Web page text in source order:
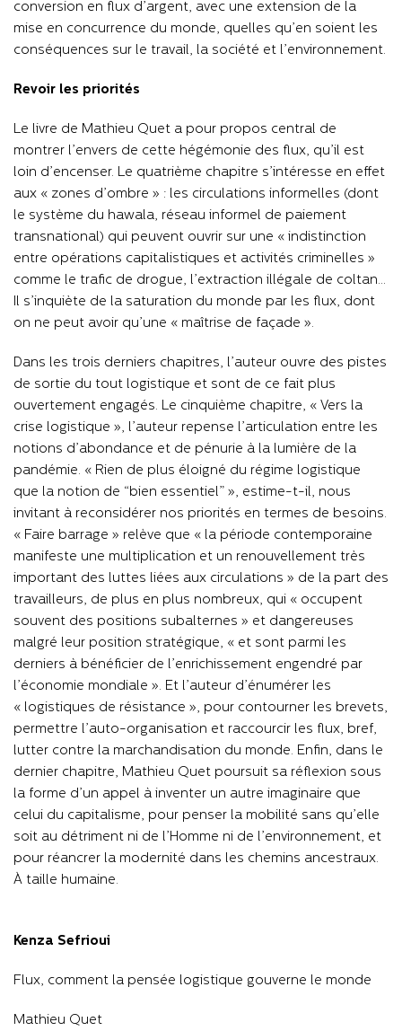
conversion en flux d’argent, avec une extension de la
mise en concurrence du monde, quelles qu’en soient les
conséquences sur le travail, la société et l’environnement.
Revoir les priorités
Le livre de Mathieu Quet a pour propos central de
montrer l’envers de cette hégémonie des flux, qu’il est
loin d’encenser. Le quatrième chapitre s’intéresse en effet
aux « zones d’ombre » : les circulations informelles (dont
le système du hawala, réseau informel de paiement
transnational) qui peuvent ouvrir sur une « indistinction
entre opérations capitalistiques et activités criminelles »
comme le trafic de drogue, l’extraction illégale de coltan…
Il s’inquiète de la saturation du monde par les flux, dont
on ne peut avoir qu’une « maîtrise de façade ».
Dans les trois derniers chapitres, l’auteur ouvre des pistes
de sortie du tout logistique et sont de ce fait plus
ouvertement engagés. Le cinquième chapitre, « Vers la
crise logistique », l’auteur repense l’articulation entre les
notions d’abondance et de pénurie à la lumière de la
pandémie. « Rien de plus éloigné du régime logistique
que la notion de “bien essentiel” », estime-t-il, nous
invitant à reconsidérer nos priorités en termes de besoins.
« Faire barrage » relève que « la période contemporaine
manifeste une multiplication et un renouvellement très
important des luttes liées aux circulations » de la part des
travailleurs, de plus en plus nombreux, qui « occupent
souvent des positions subalternes » et dangereuses
malgré leur position stratégique, « et sont parmi les
derniers à bénéficier de l’enrichissement engendré par
l’économie mondiale ». Et l’auteur d’énumérer les
« logistiques de résistance », pour contourner les brevets,
permettre l’auto-organisation et raccourcir les flux, bref,
lutter contre la marchandisation du monde. Enfin, dans le
dernier chapitre, Mathieu Quet poursuit sa réflexion sous
la forme d’un appel à inventer un autre imaginaire que
celui du capitalisme, pour penser la mobilité sans qu’elle
soit au détriment ni de l’Homme ni de l’environnement, et
pour réancrer la modernité dans les chemins ancestraux.
À taille humaine.
Kenza Sefrioui
Flux, comment la pensée logistique gouverne le monde
Mathieu Quet